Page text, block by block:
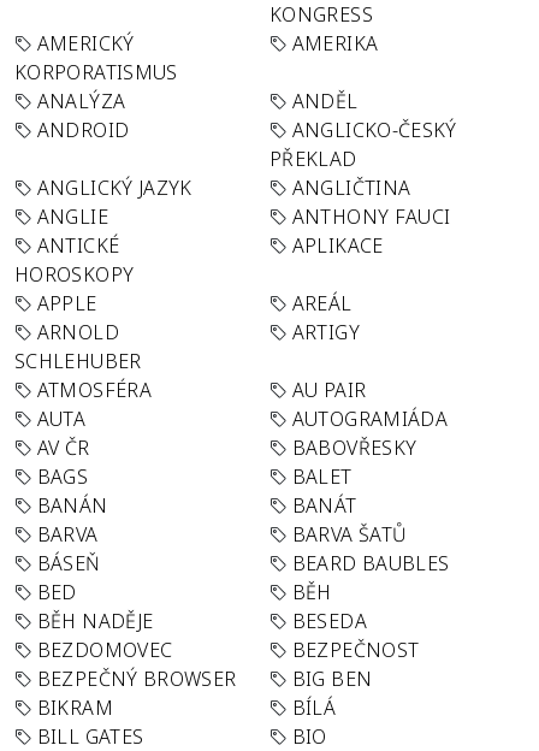
KONGRESS
AMERICKÝ
KORPORATISMUS
AMERIKA
ANALÝZA
ANDĚL
ANDROID
ANGLICKO-ČESKÝ
PŘEKLAD
ANGLICKÝ JAZYK
ANGLIČTINA
ANGLIE
ANTHONY FAUCI
ANTICKÉ
HOROSKOPY
APLIKACE
APPLE
AREÁL
ARNOLD
SCHLEHUBER
ARTIGY
ATMOSFÉRA
AU PAIR
AUTA
AUTOGRAMIÁDA
AV ČR
BABOVŘESKY
BAGS
BALET
BANÁN
BANÁT
BARVA
BARVA ŠATŮ
BÁSEŇ
BEARD BAUBLES
BED
BĚH
BĚH NADĚJE
BESEDA
BEZDOMOVEC
BEZPEČNOST
BEZPEČNÝ BROWSER
BIG BEN
BIKRAM
BÍLÁ
BILL GATES
BIO